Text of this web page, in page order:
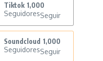
Tiktok 1,000
SeguidoresSeguir
Soundcloud 1,000
SeguidoresSeguir